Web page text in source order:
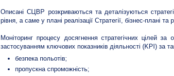
Описані СЦВР розкриваються та деталізуються
рівня, а саме у плані реалізації Стратегії, бізнес-плані
Моніторинг процесу досягнення стратегічних цілей
застосуванням ключових показників діяльності (KPI) за
безпека польотів;
пропускна спроможність;